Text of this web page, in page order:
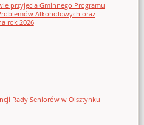
przyjęcia Gminnego Programu
Alkoholowych oraz
rok 2026
Rady Seniorów w Olsztynku